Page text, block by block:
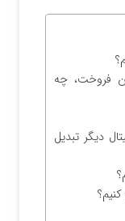
فروخت، چه
دیگر تبدیل